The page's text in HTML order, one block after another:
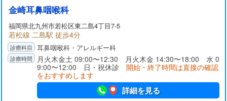
金崎耳鼻咽喉科
福岡県北九州市若松区東二島4丁目7-5
若松線 二島駅 徒歩4分
耳鼻咽喉科・アレルギー科
月火木金土 09:00〜12:30 月火木金 14:30〜18:00 水 0
9:00〜12:00 日・祝休診 開始・終了時間は直接の確認
をおすすめします
詳細を見る